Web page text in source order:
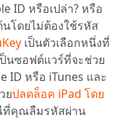
ID หรือเปล่า? หรือ
โดยไม่ต้องใช้รหัส
เป็นตัวเลือกหนึ่งที่
นซอฟต์แวร์ที่จะช่วย
ID หรือ iTunes และ
ยปลดล็อค iPad โดย
ที่คุณลืมรหัสผ่าน